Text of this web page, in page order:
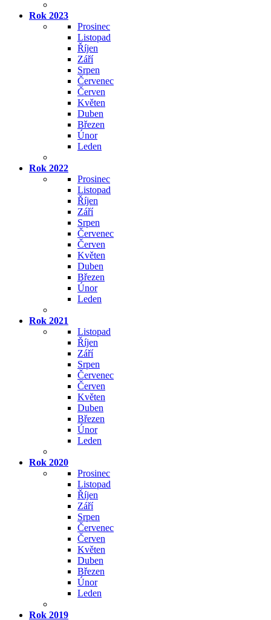
Rok 2023
Prosinec
Listopad
Říjen
Září
Srpen
Červenec
Červen
Květen
Duben
Březen
Únor
Leden
Rok 2022
Prosinec
Listopad
Říjen
Září
Srpen
Červenec
Červen
Květen
Duben
Březen
Únor
Leden
Rok 2021
Listopad
Říjen
Září
Srpen
Červenec
Červen
Květen
Duben
Březen
Únor
Leden
Rok 2020
Prosinec
Listopad
Říjen
Září
Srpen
Červenec
Červen
Květen
Duben
Březen
Únor
Leden
Rok 2019